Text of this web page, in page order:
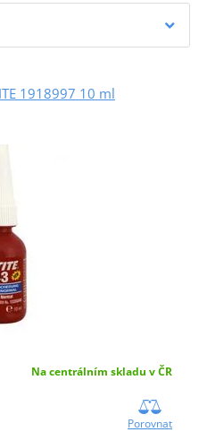
1918997 10 ml
Na centrálním skladu v ČR
Porovnat